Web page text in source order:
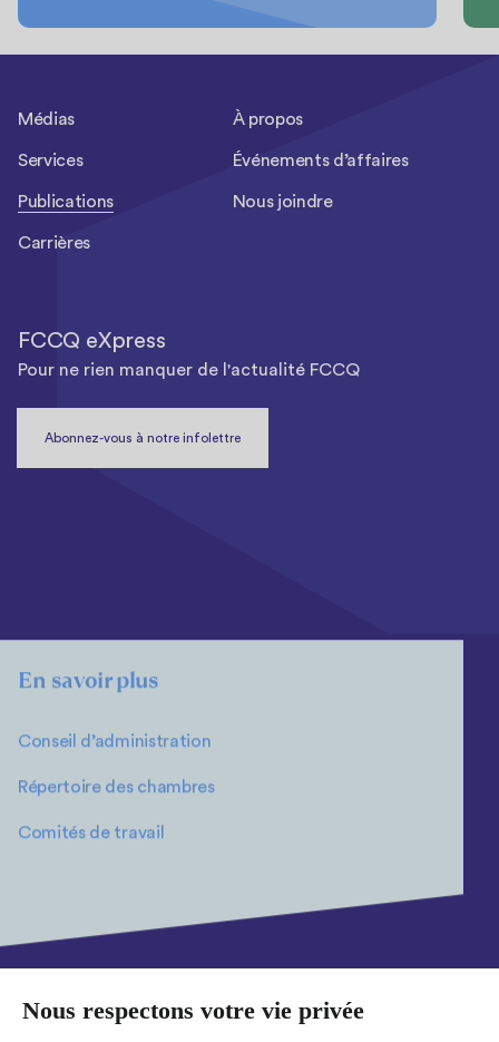
En savoir plus
Conseil d’administration
Répertoire des chambres
Comités de travail
Médias À propos
Services Événements d’affaires
Publications Nous joindre
Carrières
FCCQ eXpress
Pour ne rien manquer de l'actualité FCCQ
Abonnez-vous à notre infolettre